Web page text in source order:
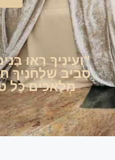
"וְעֵינֶיךָ רָאוּ
סָבִיב שְׁלַחְנֶיךָ
מְלָאכִים כָּל